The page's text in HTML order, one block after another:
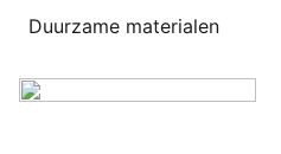
Taalkeuze
Duurzame materialen